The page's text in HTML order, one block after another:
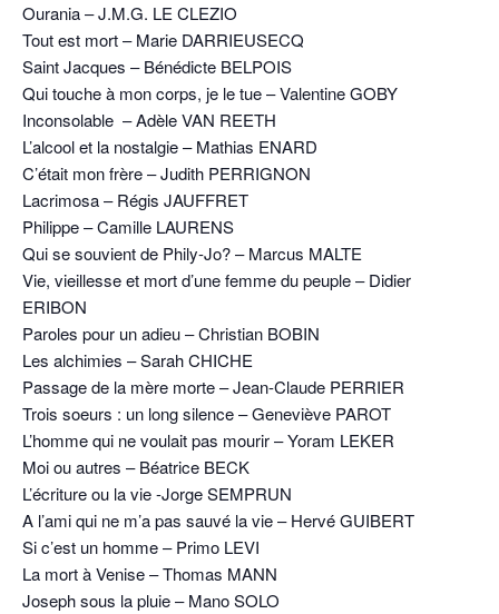
Ourania – J.M.G. LE CLEZIO
Tout est mort – Marie DARRIEUSECQ
Saint Jacques – Bénédicte BELPOIS
Qui touche à mon corps, je le tue – Valentine GOBY
Inconsolable – Adèle VAN REETH
L’alcool et la nostalgie – Mathias ENARD
C’était mon frère – Judith PERRIGNON
Lacrimosa – Régis JAUFFRET
Philippe – Camille LAURENS
Qui se souvient de Phily-Jo? – Marcus MALTE
Vie, vieillesse et mort d’une femme du peuple – Didier
ERIBON
Paroles pour un adieu – Christian BOBIN
Les alchimies – Sarah CHICHE
Passage de la mère morte – Jean-Claude PERRIER
Trois soeurs : un long silence – Geneviève PAROT
L’homme qui ne voulait pas mourir – Yoram LEKER
Moi ou autres – Béatrice BECK
L’écriture ou la vie -Jorge SEMPRUN
A l’ami qui ne m’a pas sauvé la vie – Hervé GUIBERT
Si c’est un homme – Primo LEVI
La mort à Venise – Thomas MANN
Joseph sous la pluie – Mano SOLO